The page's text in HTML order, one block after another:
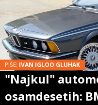
PIŠE: IVAN IGLOO GLUHAK
"Najkul"
osamdesetih: